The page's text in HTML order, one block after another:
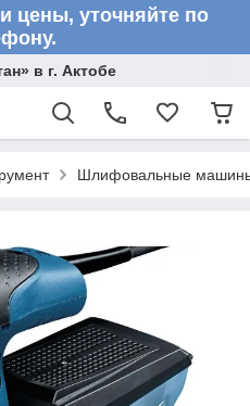
цены, уточняйте по
в г. Актобе
Шлифовальные